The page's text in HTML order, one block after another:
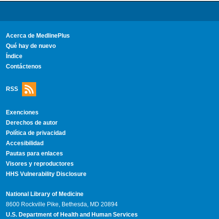
Acerca de MedlinePlus
Qué hay de nuevo
Índice
Contáctenos
RSS
Exenciones
Derechos de autor
Política de privacidad
Accesibilidad
Pautas para enlaces
Visores y reproductores
HHS Vulnerability Disclosure
National Library of Medicine
8600 Rockville Pike, Bethesda, MD 20894
U.S. Department of Health and Human Services